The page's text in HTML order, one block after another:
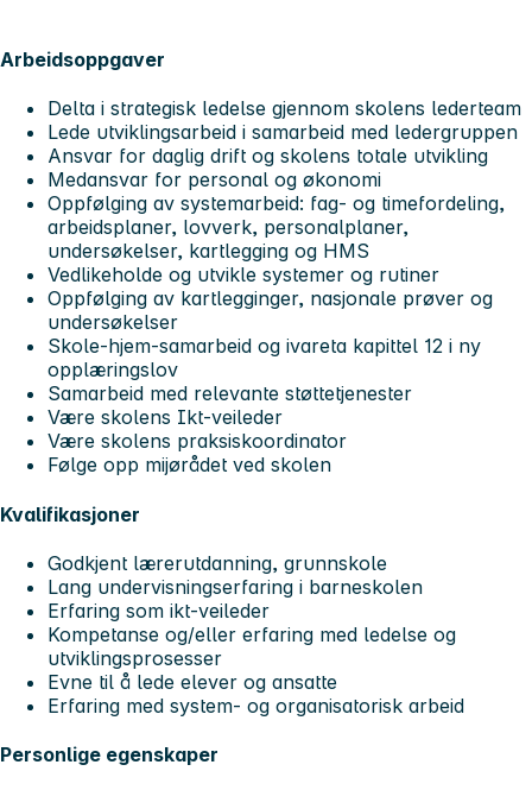
Arbeidsoppgaver
Delta i strategisk ledelse gjennom skolens lederteam
Lede utviklingsarbeid i samarbeid med ledergruppen
Ansvar for daglig drift og skolens totale utvikling
Medansvar for personal og økonomi
Oppfølging av systemarbeid: fag- og timefordeling,
arbeidsplaner, lovverk, personalplaner,
undersøkelser, kartlegging og HMS
Vedlikeholde og utvikle systemer og rutiner
Oppfølging av kartlegginger, nasjonale prøver og
undersøkelser
Skole-hjem-samarbeid og ivareta kapittel 12 i ny
opplæringslov
Samarbeid med relevante støttetjenester
Være skolens Ikt-veileder
Være skolens praksiskoordinator
Følge opp mijørådet ved skolen
Kvalifikasjoner
Godkjent lærerutdanning, grunnskole
Lang undervisningserfaring i barneskolen
Erfaring som ikt-veileder
Kompetanse og/eller erfaring med ledelse og
utviklingsprosesser
Evne til å lede elever og ansatte
Erfaring med system- og organisatorisk arbeid
Personlige egenskaper